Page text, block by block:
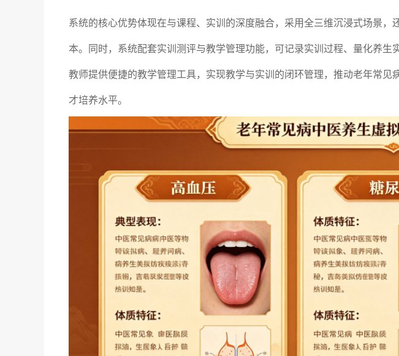
系统的核心优势体现在与课程、实训的深度融合，采用全三维沉浸式场景
本。同时，系统配套实训测评与教学管理功能，可记录实训过程、量化养
教师提供便捷的教学管理工具，实现教学与实训的闭环管理，推动老年常
才培养水平。